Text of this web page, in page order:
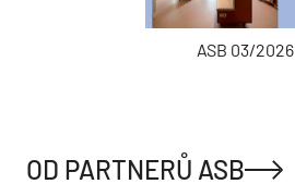
ASB 03/2026
OD PARTNERŮ ASB